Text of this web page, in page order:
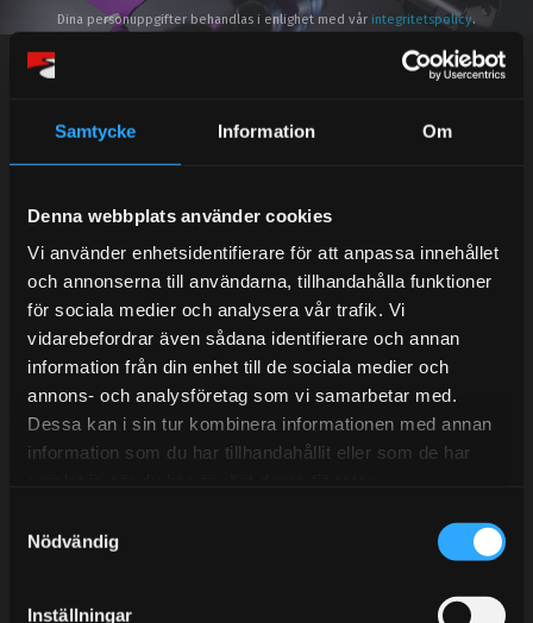
Samtycke Information Om
Denna webbplats använder cookies
Vi använder enhetsidentifierare för att anpassa innehållet
och annonserna till användarna, tillhandahålla funktioner
för sociala medier och analysera vår trafik. Vi
vidarebefordrar även sådana identifierare och annan
information från din enhet till de sociala medier och
annons- och analysföretag som vi samarbetar med.
Dessa kan i sin tur kombinera informationen med annan
information som du har tillhandahållit eller som de har
Nödvändig
Inställningar
Dina personuppgifter behandlas i enlighet med vår integritetspolicy.
Kundtjänst telefon:
Semestertider.
Under V.27 - V.33 nås vi enbart på mejl. Ordrar skickas
under sommaren men med viss fördröjning. 2/7 -9/7 är
det helt stängt.
Mån-Tors: 10:30-15:00
Lunchstängt 12:00-13:00
Tel:031- 51 66 60